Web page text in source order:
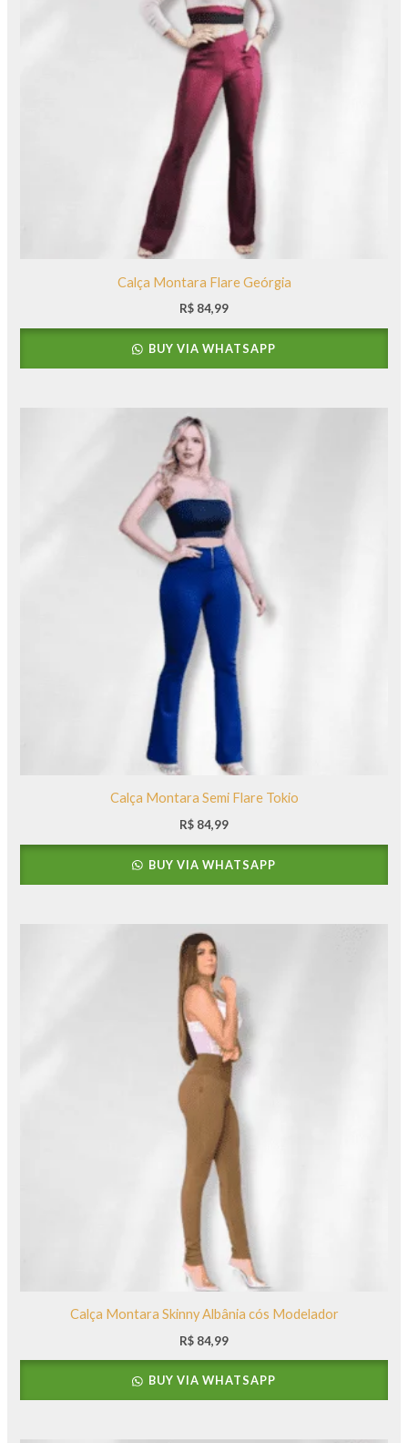
Calça Montara Flare Geórgia
R$ 84,99
BUY VIA WHATSAPP
Calça Montara Semi Flare Tokio
R$ 84,99
BUY VIA WHATSAPP
Calça Montara Skinny Albânia cós Modelador
R$ 84,99
BUY VIA WHATSAPP